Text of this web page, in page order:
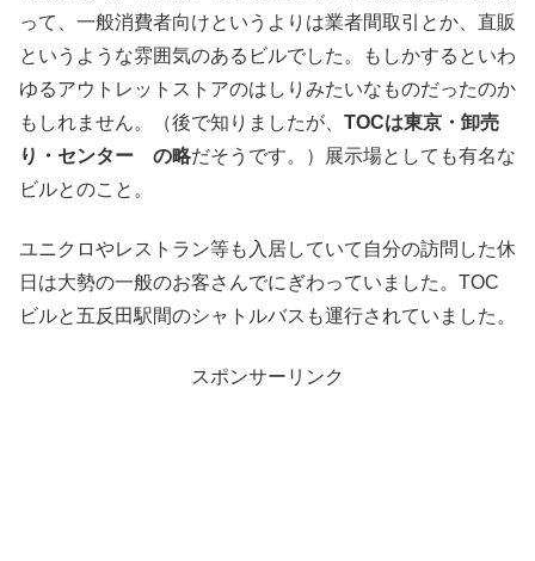
って、一般消費者向けというよりは業者間取引とか、直販
というような雰囲気のあるビルでした。もしかするといわ
ゆるアウトレットストアのはしりみたいなものだったのか
もしれません。（後で知りましたが、 TOCは東京・卸売
り・センター の略だそうです。）展示場としても有名な
ビルとのこと。
ユニクロやレストラン等も入居していて自分の訪問した休
日は大勢の一般のお客さんでにぎわっていました。TOC
ビルと五反田駅間のシャトルバスも運行されていました。
スポンサーリンク